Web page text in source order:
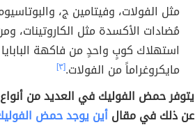
مثل الفولات، وفيتامين ج،
مُضادات الأكسدة مثل الكاروتينات،
مايكروغراماً من الفولات.[٣]
يتوفر حمض الفوليك في العديد من
عن ذلك في مقالأين يوجد حمض